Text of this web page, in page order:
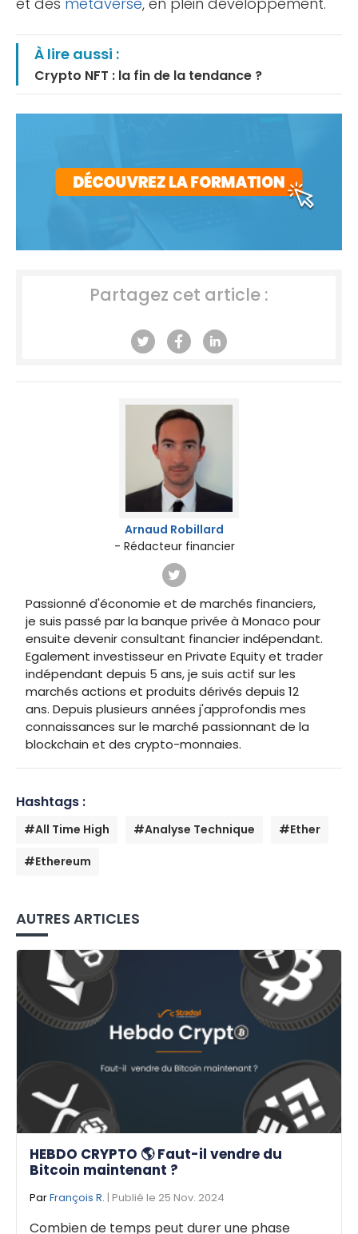
À lire aussi :
Crypto NFT : la fin de la tendance ?
Partagez cet article :
Arnaud Robillard
- Rédacteur financier
Passionné d'économie et de marchés financiers,
je suis passé par la banque privée à Monaco pour
ensuite devenir consultant financier indépendant.
Egalement investisseur en Private Equity et trader
indépendant depuis 5 ans, je suis actif sur les
marchés actions et produits dérivés depuis 12
ans. Depuis plusieurs années j'approfondis mes
connaissances sur le marché passionnant de la
blockchain et des crypto-monnaies.
Hashtags :
#All Time High #Analyse Technique
#Ether
#Ethereum
AUTRES ARTICLES
HEBDO CRYPTO 🌎 Faut-il vendre du
Bitcoin maintenant ?
ParFrançois R. | Publié le 25 Nov. 2024
Combien de temps peut durer une phase